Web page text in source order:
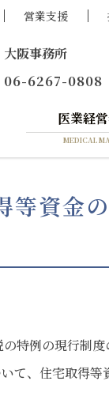
営業支援
大阪事務所
06-6267-0808
医業経
MEDICAL
等資金
特例の現行制
て、住宅取得等